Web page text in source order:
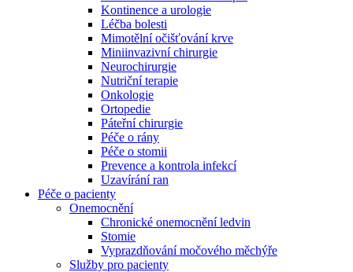
Nabídky pracovních míst
Objevte své kariérní příležitosti ​v B. Braun. Vyhledejte náš trh
Kontinence a urologie
Léčba bolesti
Mimotělní očišťování krve
Miniinvazivní chirurgie
Neurochirurgie
Nutriční terapie
Onkologie
Ortopedie
Páteřní chirurgie
Péče o rány
Péče o stomii
Prevence a kontrola infekcí
Uzavírání ran
Péče o pacienty
Onemocnění
Chronické onemocnění ledvin
Stomie
Vyprazdňování močového měchýře
Služby pro pacienty